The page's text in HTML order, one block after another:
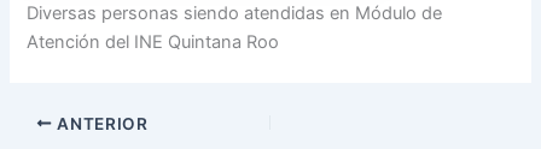
Diversas personas siendo atendidas en Módulo de
Atención del INE Quintana Roo
ANTERIOR